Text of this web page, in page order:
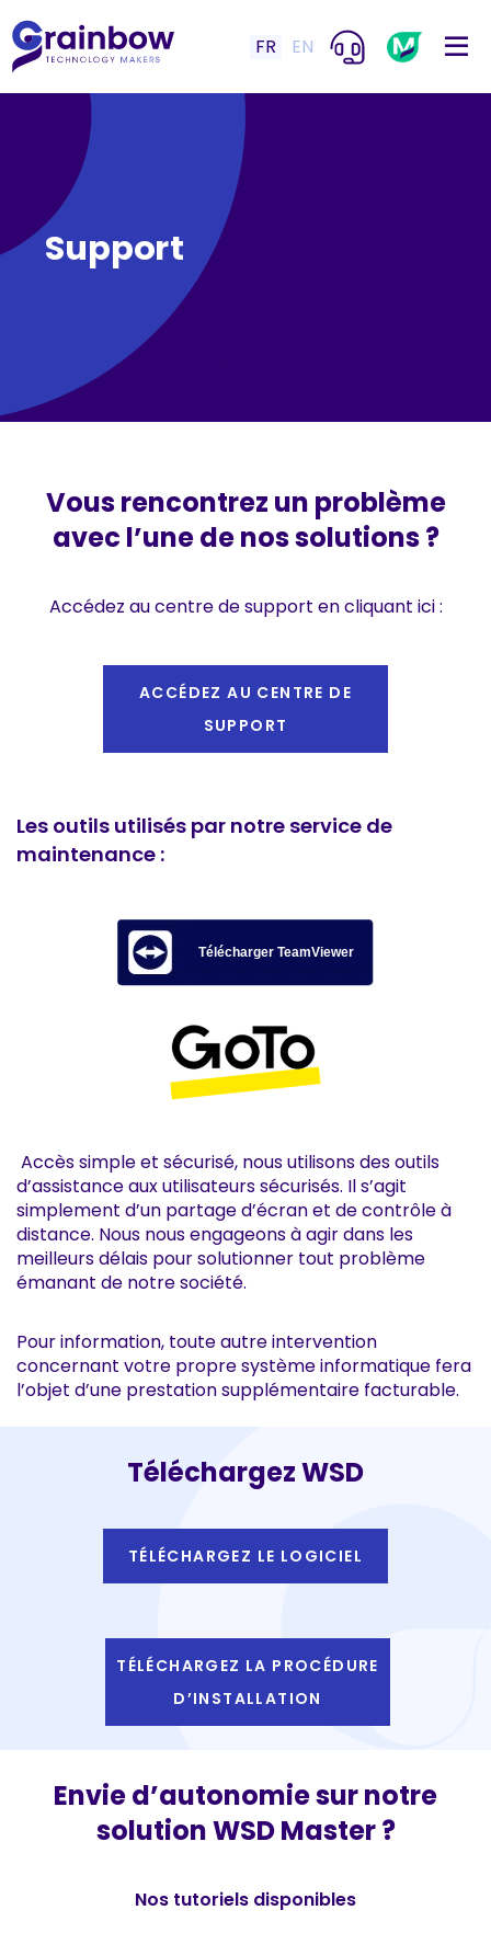
FR EN
Support
Vous rencontrez un problème
avec l’une de nos solutions ?
Accédez au centre de support en cliquant ici :
ACCÉDEZ AU CENTRE DE
SUPPORT
Les outils utilisés par notre service de
maintenance :
Télécharger TeamViewer
Accès simple et sécurisé, nous utilisons des outils
d’assistance aux utilisateurs sécurisés. Il s’agit
simplement d’un partage d’écran et de contrôle à
distance. Nous nous engageons à agir dans les
meilleurs délais pour solutionner tout problème
émanant de notre société.
Pour information, toute autre intervention
concernant votre propre système informatique fera
l’objet d’une prestation supplémentaire facturable.
Téléchargez WSD
TÉLÉCHARGEZ LE LOGICIEL
TÉLÉCHARGEZ LA PROCÉDURE
D’INSTALLATION
Envie d’autonomie sur notre
solution WSD Master ?
Nos tutoriels disponibles